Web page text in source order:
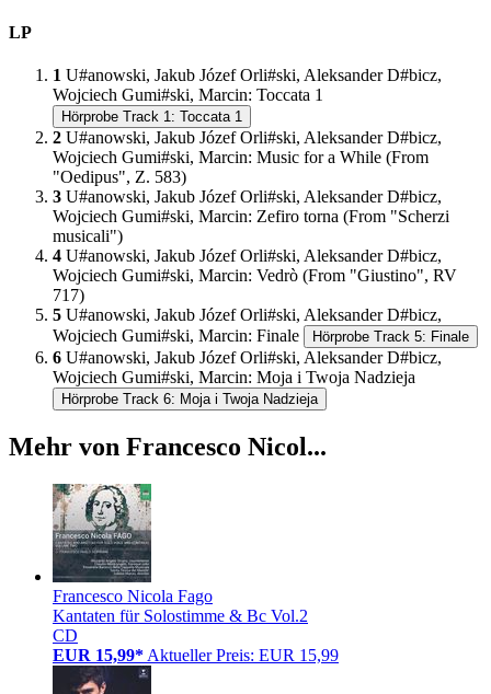
LP
1 U#anowski, Jakub Józef Orli#ski, Aleksander D#bicz,
Wojciech Gumi#ski, Marcin: Toccata 1
Hörprobe Track 1: Toccata 1
2 U#anowski, Jakub Józef Orli#ski, Aleksander D#bicz,
Wojciech Gumi#ski, Marcin: Music for a While (From
"Oedipus", Z. 583)
3 U#anowski, Jakub Józef Orli#ski, Aleksander D#bicz,
Wojciech Gumi#ski, Marcin: Zefiro torna (From "Scherzi
musicali")
4 U#anowski, Jakub Józef Orli#ski, Aleksander D#bicz,
Wojciech Gumi#ski, Marcin: Vedrò (From "Giustino", RV
717)
5 U#anowski, Jakub Józef Orli#ski, Aleksander D#bicz,
Wojciech Gumi#ski, Marcin: Finale Hörprobe Track 5: Finale
6 U#anowski, Jakub Józef Orli#ski, Aleksander D#bicz,
Wojciech Gumi#ski, Marcin: Moja i Twoja Nadzieja
Hörprobe Track 6: Moja i Twoja Nadzieja
Mehr von Francesco Nicol...
Francesco Nicola Fago
Kantaten für Solostimme & Bc Vol.2
CD
EUR 15,99* Aktueller Preis: EUR 15,99